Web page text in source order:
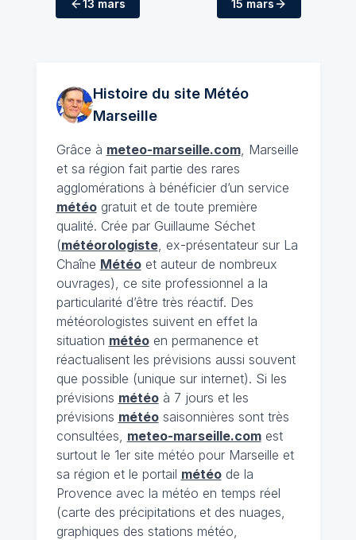
13 mars 15 mars
Histoire du site Météo
Marseille
Grâce à meteo-marseille.com, Marseille
et sa région fait partie des rares
agglomérations à bénéficier d’un service
météogratuit et de toute première
qualité. Crée par Guillaume Séchet
(météorologiste, ex-présentateur sur La
Chaîne Météoet auteur de nombreux
ouvrages), ce site professionnel a la
particularité d’être très réactif. Des
météorologistes suivent en effet la
situation météoen permanence et
réactualisent les prévisions aussi souvent
que possible (unique sur internet). Si les
prévisions météoà 7 jours et les
prévisions météosaisonnières sont très
consultées, meteo-marseille.comest
surtout le 1er site météo pour Marseille et
sa région et le portail météode la
Provence avec la météo en temps réel
(carte des précipitations et des nuages,
graphiques des stations météo,